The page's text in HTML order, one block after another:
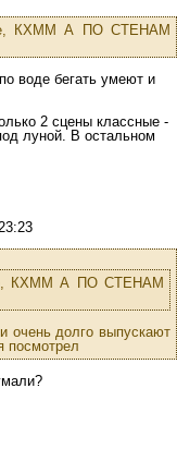
КХММ А ПО СТЕНАМ
воде бегать умеют и
2 сцены классные -
луной. В остальном
КХММ А ПО СТЕНАМ
очень долго выпускают
посмотрел